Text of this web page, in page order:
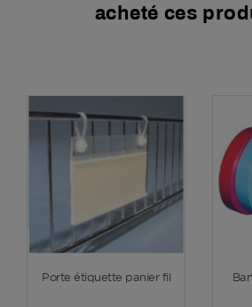
acheté ces
Voir plus
Porte étiquette panier fil